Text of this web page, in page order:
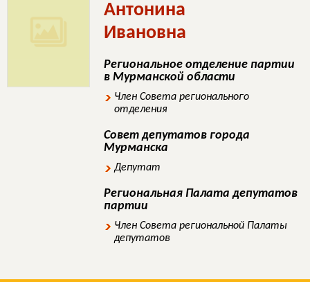
Антонина
Ивановна
Региональное отделение партии
в Мурманской области
Член Совета регионального
отделения
Совет депутатов города
Мурманска
Депутат
Региональная Палата депутатов
партии
Член Совета региональной Палаты
депутатов